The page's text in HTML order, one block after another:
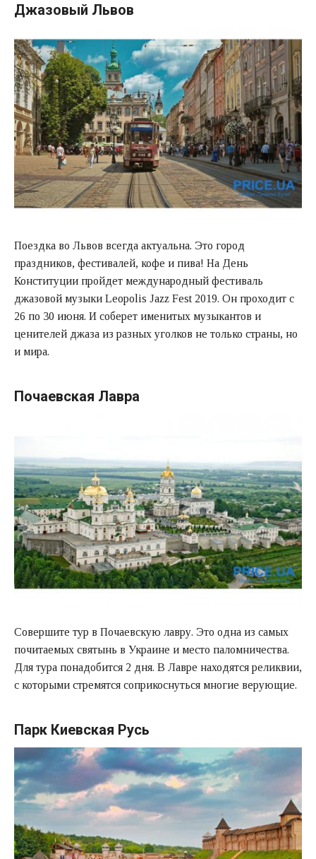
Джазовый Львов
Поездка во Львов всегда актуальна. Это город
праздников, фестивалей, кофе и пива! На День
Конституции пройдет международный фестиваль
джазовой музыки Leopolis Jazz Fest 2019. Он проходит с
26 по 30 июня. И соберет именитых музыкантов и
ценителей джаза из разных уголков не только страны, но
и мира.
Почаевская Лавра
Совершите тур в Почаевскую лавру. Это одна из самых
почитаемых святынь в Украине и место паломничества.
Для тура понадобится 2 дня. В Лавре находятся реликвии,
с которыми стремятся соприкоснуться многие верующие.
Парк Киевская Русь